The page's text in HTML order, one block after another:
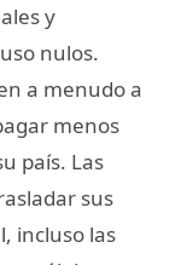
y
nulos.
a menudo a
menos
país. Las
sus
incluso las